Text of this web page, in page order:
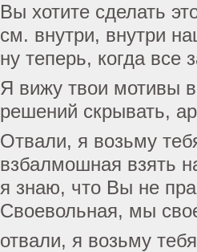
Вы хотите сделать
см. внутри, внутри
ну теперь, когда все
Я вижу твои мотивы
решений скрывать,
Отвали, я возьму
взбалмошная взять
я знаю, что Вы не
Своевольная, мы
отвали, я возьму